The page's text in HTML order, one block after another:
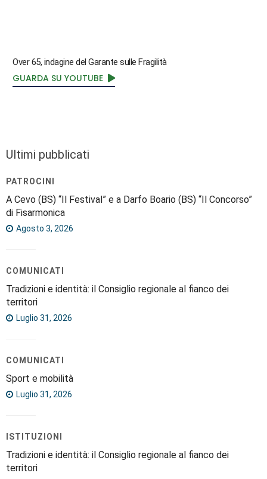
Over 65, indagine del Garante sulle Fragilità
GUARDA SU YOUTUBE
Ultimi pubblicati
PATROCINI
A Cevo (BS) “Il Festival” e a Darfo Boario (BS) “Il Concorso”
di Fisarmonica
Agosto 3, 2026
COMUNICATI
Tradizioni e identità: il Consiglio regionale al fianco dei
territori
Luglio 31, 2026
COMUNICATI
Sport e mobilità
Luglio 31, 2026
ISTITUZIONI
Tradizioni e identità: il Consiglio regionale al fianco dei
territori